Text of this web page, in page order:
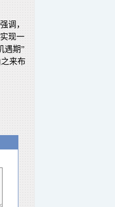
调，
现一
遇期”
来布